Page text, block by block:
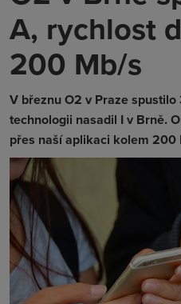
A, rychlost
200 Mb/s
V březnu O2 v Praze
technologii nasadil I v Brně.
přes naší aplikaci kolem 200